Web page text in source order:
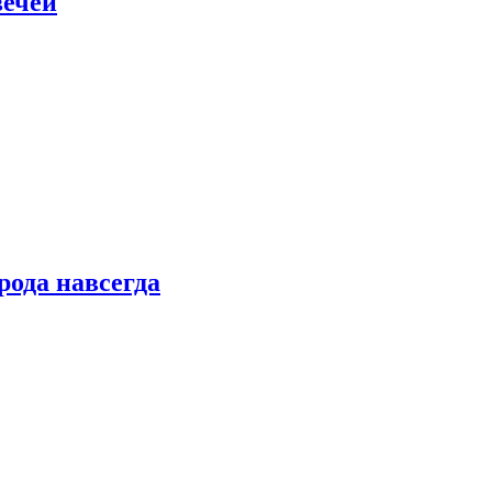
навсегда